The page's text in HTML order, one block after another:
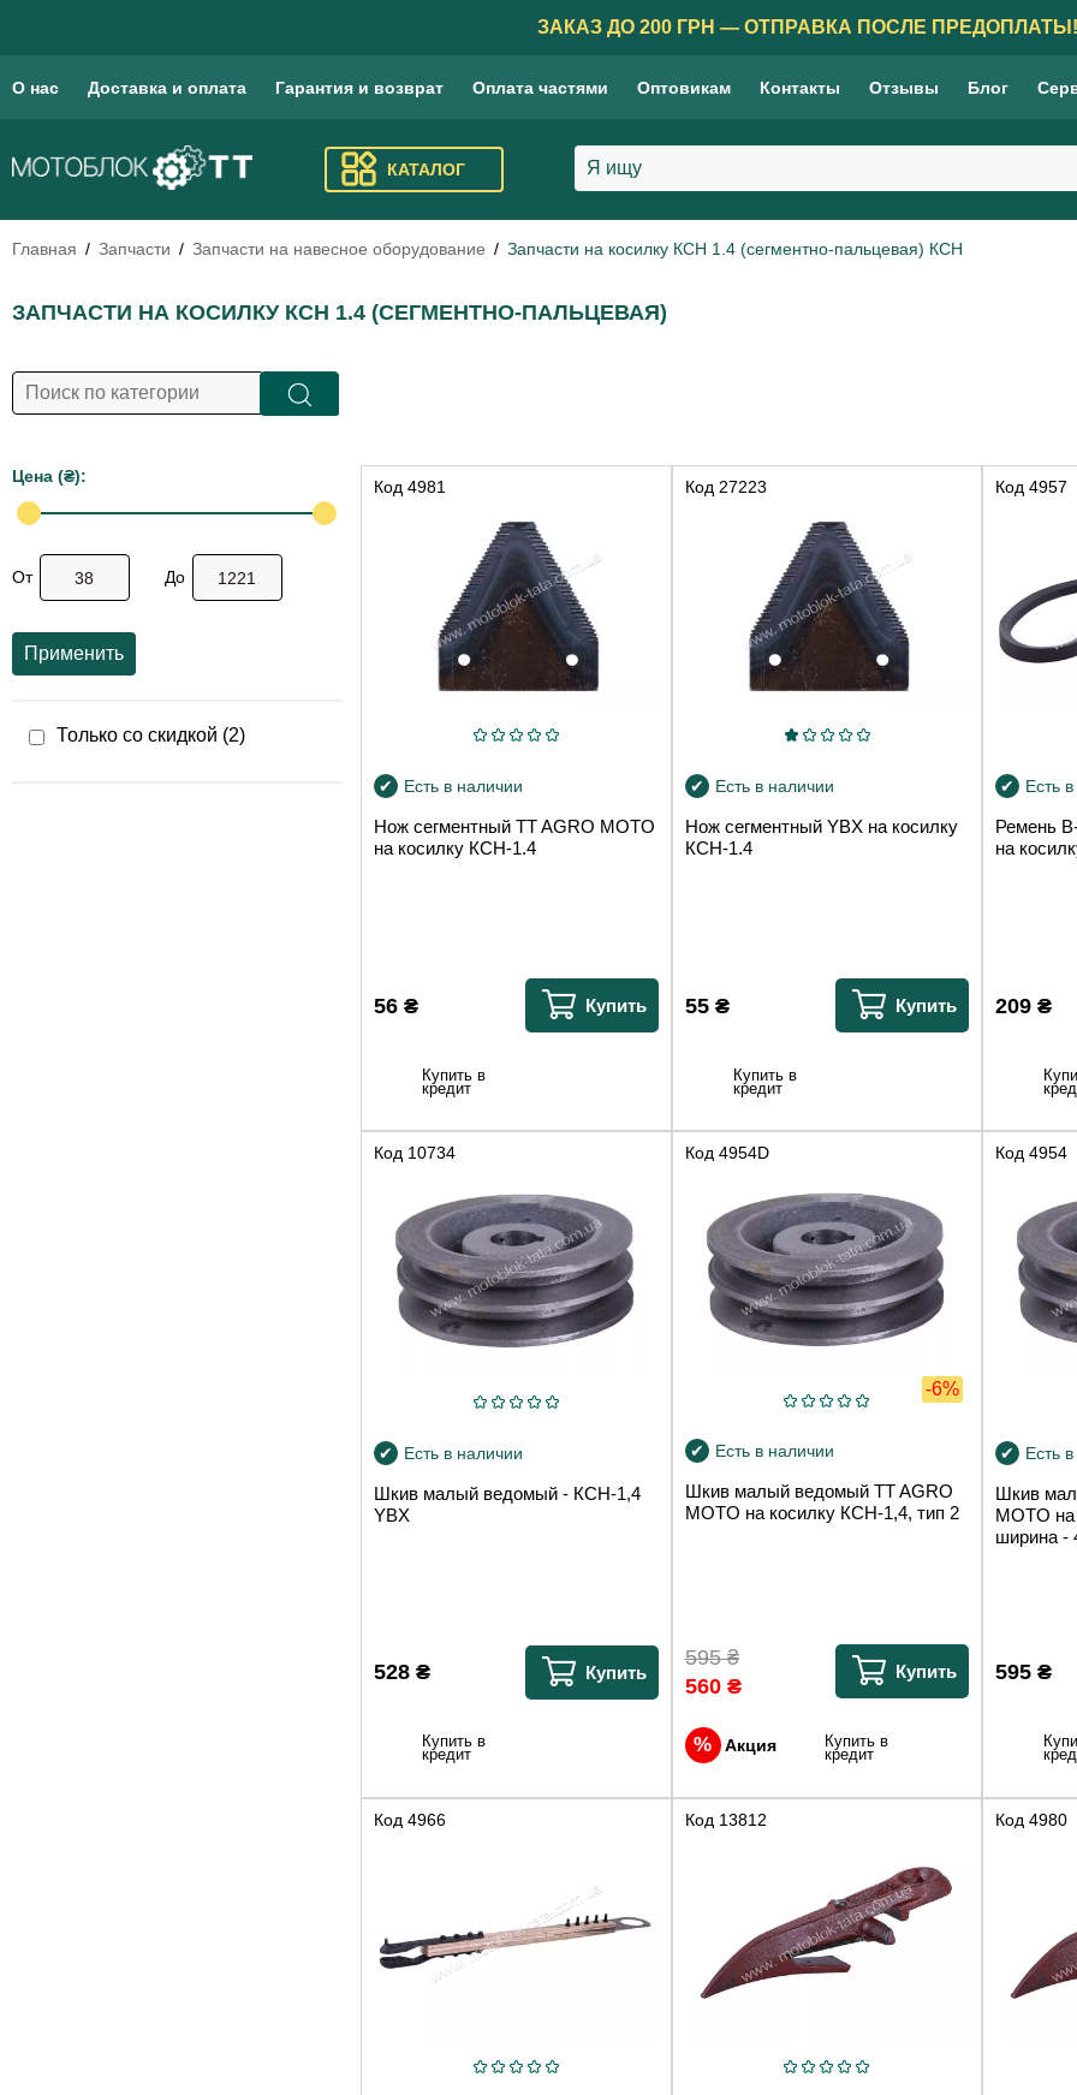
ЗАКАЗ ДО 200 ГРН — ОТПРАВКА ПОСЛЕ ПРЕДОПЛАТЫ!
О нас Доставка и оплата Гарантия и возврат Оплата частями Оптовикам Контакты Отзывы Блог
КАТАЛОГ
Главная Запчасти Запчасти на навесное оборудование Запчасти на косилку КСН 1.4 (сегментно-пальцевая) КСН
ЗАПЧАСТИ НА КОСИЛКУ КСН 1.4 (СЕГМЕНТНО-ПАЛЬЦЕВАЯ)
Цена (₴):
От До
Применить
Только со скидкой (2)
Код 4981
Есть в наличии
Нож сегментный TT AGRO MOTO
на косилку КСН-1.4
56 ₴ Купить
Купить в
кредит
Код 27223
Есть в наличии
Нож сегментный YBX на косилку
КСН-1.4
55₴ Купить
Купить в
кредит
Код 4957
Есть
Ремень
на
209 ₴
Код 10734
Есть в наличии
Шкив малый ведомый - КСН-1,4
YBX
528 ₴ Купить
Купить в
кредит
Код 4954D
-6%
Есть в наличии
Шкив малый ведомый TT AGRO
MOTO на косилку КСН-1,4, тип 2
560₴
595₴
Купить
Акция Купить в
кредит
Код 4954
Есть
Шкив
MOTO
ширина -
595 ₴
Код 4966 Код 13812 Код 4980